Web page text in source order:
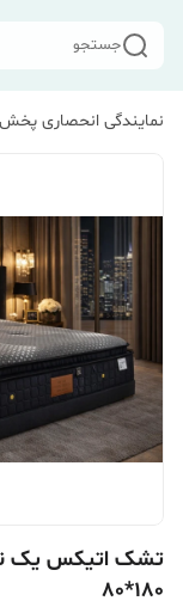
جستجو
نمایندگی انحصاری
تشک اتیکس یک
180*80